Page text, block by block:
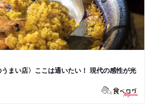
うまい店〉ここは通いたい！ 現代の感性が光